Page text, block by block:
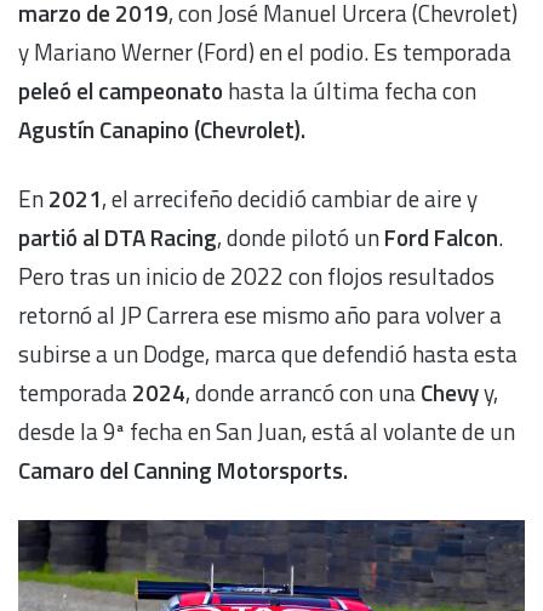
marzo de 2019, con José Manuel Urcera (Chevrolet)
y Mariano Werner (Ford) en el podio. Es temporada
peleó el campeonato hasta la última fecha con
Agustín Canapino (Chevrolet).
En2021, el arrecifeño decidió cambiar de aire y
partió al DTA Racing, donde pilotó unFord Falcon.
Pero tras un inicio de 2022 con flojos resultados
retornó al JP Carrera ese mismo año para volver a
subirse a un Dodge, marca que defendió hasta esta
temporada2024, donde arrancó con unaChevyy,
desde la 9ª fecha en San Juan, está al volante de un
Camaro del Canning Motorsports.